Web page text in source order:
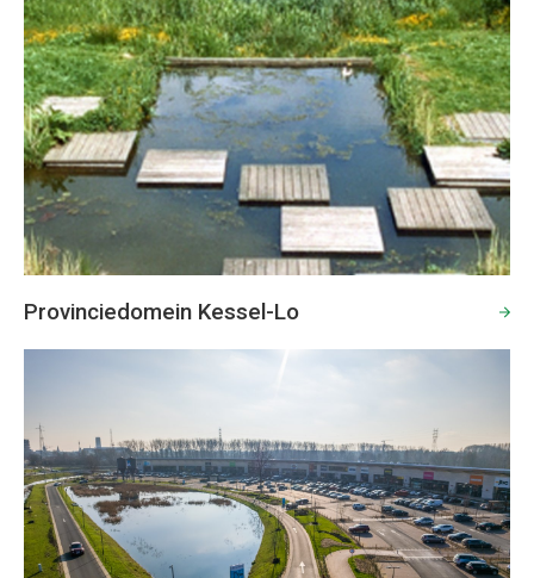
Provinciedomein Kessel-Lo